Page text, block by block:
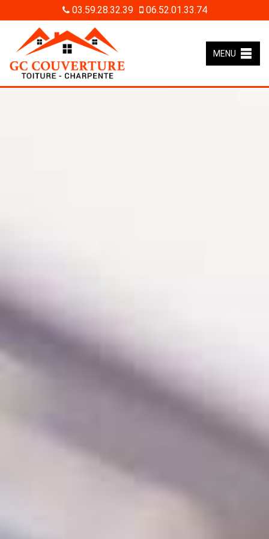
03.59.28.32.39 06.52.01.33.74
MENU